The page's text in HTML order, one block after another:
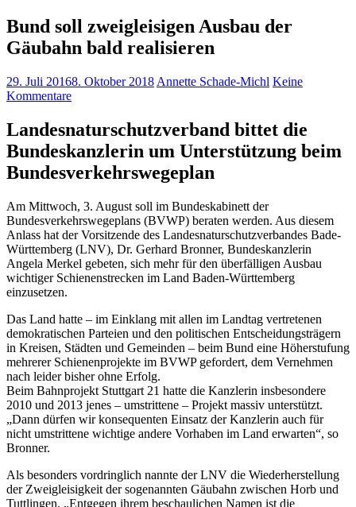
Bund soll zweigleisigen Ausbau der
Gäubahn bald realisieren
29. Juli 20168. Oktober 2018 Annette Schade-Michl Keine
Kommentare
Landesnaturschutzverband bittet die
Bundeskanzlerin um Unterstützung beim
Bundesverkehrswegeplan
Am Mittwoch, 3. August soll im Bundeskabinett der
Bundesverkehrswegeplans (BVWP) beraten werden. Aus diesem
Anlass hat der Vorsitzende des Landesnaturschutzverbandes Bade-
Württemberg (LNV), Dr. Gerhard Bronner, Bundeskanzlerin
Angela Merkel gebeten, sich mehr für den überfälligen Ausbau
wichtiger Schienenstrecken im Land Baden-Württemberg
einzusetzen.
Das Land hatte – im Einklang mit allen im Landtag vertretenen
demokratischen Parteien und den politischen Entscheidungsträgern
in Kreisen, Städten und Gemeinden – beim Bund eine Höherstufung
mehrerer Schienenprojekte im BVWP gefordert, dem Vernehmen
nach leider bisher ohne Erfolg.
Beim Bahnprojekt Stuttgart 21 hatte die Kanzlerin insbesondere
2010 und 2013 jenes – umstrittene – Projekt massiv unterstützt.
„Dann dürfen wir konsequenten Einsatz der Kanzlerin auch für
nicht umstrittene wichtige andere Vorhaben im Land erwarten“, so
Bronner.
Als besonders vordringlich nannte der LNV die Wiederherstellung
der Zweigleisigkeit der sogenannten Gäubahn zwischen Horb und
Tuttlingen. „Entgegen ihrem beschaulichen Namen ist die